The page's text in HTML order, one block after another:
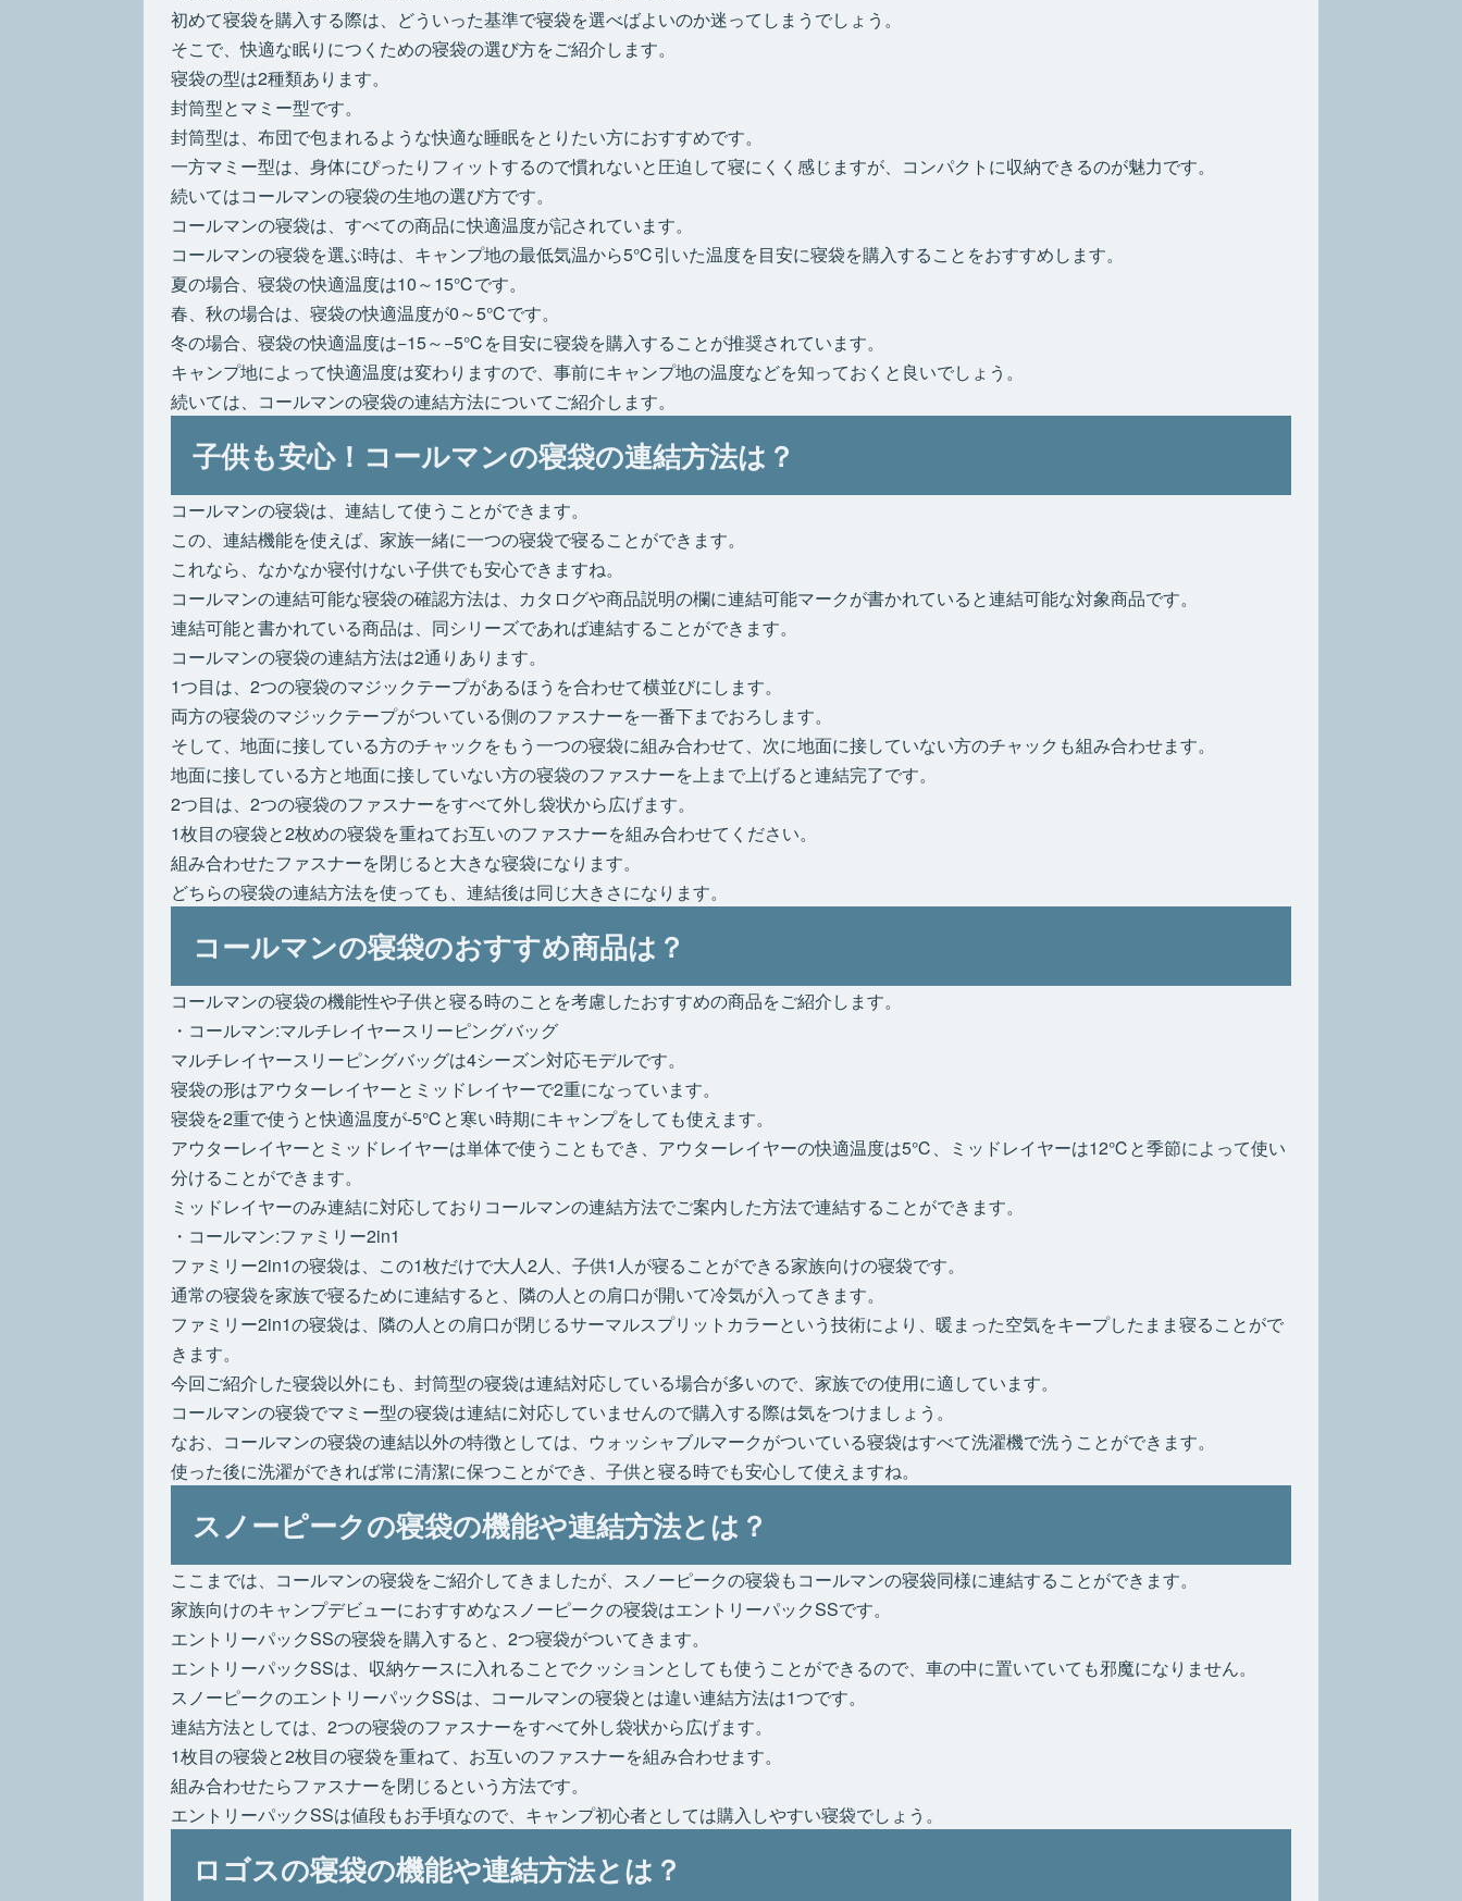
初めて寝袋を購入する際は、どういった基準で寝袋を選べばよいのか迷ってしまうでしょう。
そこで、快適な眠りにつくための寝袋の選び方をご紹介します。
寝袋の型は2種類あります。
封筒型とマミー型です。
封筒型は、布団で包まれるような快適な睡眠をとりたい方におすすめです。
一方マミー型は、身体にぴったりフィットするので慣れないと圧迫して寝にくく感じますが、コンパクトに収納できるのが魅力です。
続いてはコールマンの寝袋の生地の選び方です。
コールマンの寝袋は、すべての商品に快適温度が記されています。
コールマンの寝袋を選ぶ時は、キャンプ地の最低気温から5℃引いた温度を目安に寝袋を購入することをおすすめします。
夏の場合、寝袋の快適温度は10～15℃です。
春、秋の場合は、寝袋の快適温度が0～5℃です。
冬の場合、寝袋の快適温度は−15～−5℃を目安に寝袋を購入することが推奨されています。
キャンプ地によって快適温度は変わりますので、事前にキャンプ地の温度などを知っておくと良いでしょう。
続いては、コールマンの寝袋の連結方法についてご紹介します。
子供も安心！コールマンの寝袋の連結方法は？
コールマンの寝袋は、連結して使うことができます。
この、連結機能を使えば、家族一緒に一つの寝袋で寝ることができます。
これなら、なかなか寝付けない子供でも安心できますね。
コールマンの連結可能な寝袋の確認方法は、カタログや商品説明の欄に連結可能マークが書かれていると連結可能な対象商品です。
連結可能と書かれている商品は、同シリーズであれば連結することができます。
コールマンの寝袋の連結方法は2通りあります。
1つ目は、2つの寝袋のマジックテープがあるほうを合わせて横並びにします。
両方の寝袋のマジックテープがついている側のファスナーを一番下までおろします。
そして、地面に接している方のチャックをもう一つの寝袋に組み合わせて、次に地面に接していない方のチャックも組み合わせます。
地面に接している方と地面に接していない方の寝袋のファスナーを上まで上げると連結完了です。
2つ目は、2つの寝袋のファスナーをすべて外し袋状から広げます。
1枚目の寝袋と2枚めの寝袋を重ねてお互いのファスナーを組み合わせてください。
組み合わせたファスナーを閉じると大きな寝袋になります。
どちらの寝袋の連結方法を使っても、連結後は同じ大きさになります。
コールマンの寝袋のおすすめ商品は？
コールマンの寝袋の機能性や子供と寝る時のことを考慮したおすすめの商品をご紹介します。
・コールマン:マルチレイヤースリーピングバッグ
マルチレイヤースリーピングバッグは4シーズン対応モデルです。
寝袋の形はアウターレイヤーとミッドレイヤーで2重になっています。
寝袋を2重で使うと快適温度が-5℃と寒い時期にキャンプをしても使えます。
アウターレイヤーとミッドレイヤーは単体で使うこともでき、アウターレイヤーの快適温度は5℃、ミッドレイヤーは12℃と季節によって使い
分けることができます。
ミッドレイヤーのみ連結に対応しておりコールマンの連結方法でご案内した方法で連結することができます。
・コールマン:ファミリー2in1
ファミリー2in1の寝袋は、この1枚だけで大人2人、子供1人が寝ることができる家族向けの寝袋です。
通常の寝袋を家族で寝るために連結すると、隣の人との肩口が開いて冷気が入ってきます。
ファミリー2in1の寝袋は、隣の人との肩口が閉じるサーマルスプリットカラーという技術により、暖まった空気をキープしたまま寝ることがで
きます。
今回ご紹介した寝袋以外にも、封筒型の寝袋は連結対応している場合が多いので、家族での使用に適しています。
コールマンの寝袋でマミー型の寝袋は連結に対応していませんので購入する際は気をつけましょう。
なお、コールマンの寝袋の連結以外の特徴としては、ウォッシャブルマークがついている寝袋はすべて洗濯機で洗うことができます。
使った後に洗濯ができれば常に清潔に保つことができ、子供と寝る時でも安心して使えますね。
スノーピークの寝袋の機能や連結方法とは？
ここまでは、コールマンの寝袋をご紹介してきましたが、スノーピークの寝袋もコールマンの寝袋同様に連結することができます。
家族向けのキャンプデビューにおすすめなスノーピークの寝袋はエントリーパックSSです。
エントリーパックSSの寝袋を購入すると、2つ寝袋がついてきます。
エントリーパックSSは、収納ケースに入れることでクッションとしても使うことができるので、車の中に置いていても邪魔になりません。
スノーピークのエントリーパックSSは、コールマンの寝袋とは違い連結方法は1つです。
連結方法としては、2つの寝袋のファスナーをすべて外し袋状から広げます。
1枚目の寝袋と2枚目の寝袋を重ねて、お互いのファスナーを組み合わせます。
組み合わせたらファスナーを閉じるという方法です。
エントリーパックSSは値段もお手頃なので、キャンプ初心者としては購入しやすい寝袋でしょう。
ロゴスの寝袋の機能や連結方法とは？